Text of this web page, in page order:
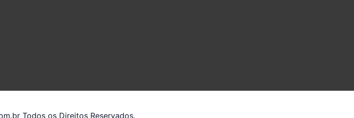
Todos os Direitos Reservados.